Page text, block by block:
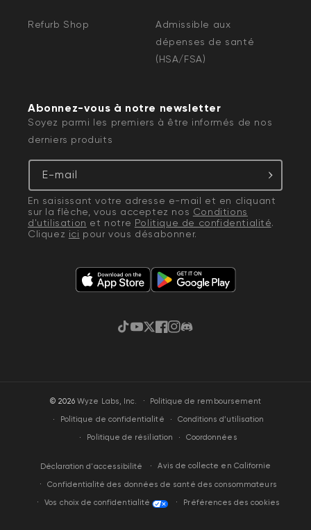
Refurb Shop
Admissible aux
dépenses de santé
(HSA/FSA)
Abonnez-vous à notre newsletter
Soyez parmi les premiers à être informés de nos
derniers produits
E-mail
En saisissant votre adresse e-mail et en cliquant
sur la flèche, vous acceptez nos Conditions
d'utilisation et notre Politique de confidentialité.
Cliquez ici pour vous désabonner.
TikTokYouTube
Gazouillement
Facebook
Instagram
Discorde
© 2026Wyze Labs, Inc. ·
Politique de remboursement
Politique de confidentialité
Conditions d’utilisation
Politique de résiliation
Coordonnées
Déclaration d'accessibilité Avis de collecte en Californie
Confidentialité des données de santé des consommateurs
Vos choix de confidentialité
Préférences des cookies